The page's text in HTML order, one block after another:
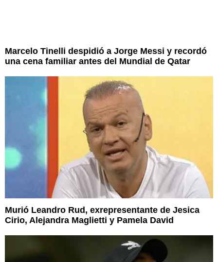
Marcelo Tinelli despidió a Jorge Messi y recordó
una cena familiar antes del Mundial de Qatar
Murió Leandro Rud, exrepresentante de Jesica
Cirio, Alejandra Maglietti y Pamela David